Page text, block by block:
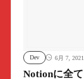
Dev 6月 7, 2021
Notionに全